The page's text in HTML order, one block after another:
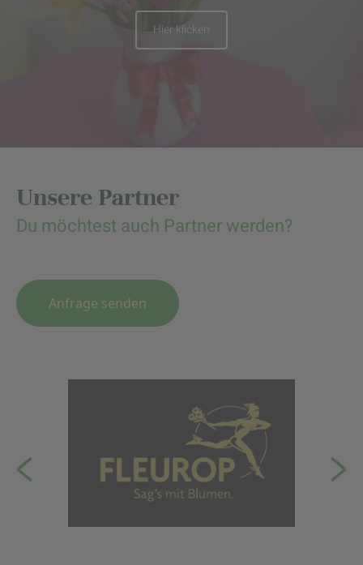
Hier klicken
Unsere Partner
Du möchtest auch Partner werden?
Anfrage senden